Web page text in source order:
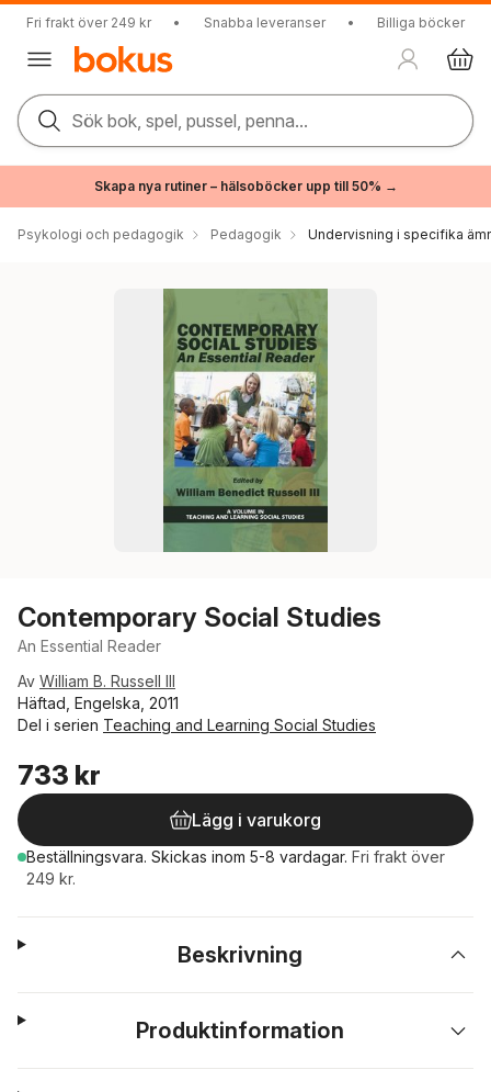
Fri frakt över 249 kr • Snabba leveranser • Billiga böcker
Sök bok, spel, pussel, penna...
Skapa nya rutiner – hälsoböcker upp till 50% →
Psykologi och pedagogik Pedagogik Undervisning i specifika
Contemporary Social Studies
An Essential Reader
Av William B. Russell III
Häftad, Engelska, 2011
Del i serien Teaching and Learning Social Studies
733 kr
Lägg i varukorg
Beställningsvara. Skickas inom 5-8 vardagar. Fri frakt över
249 kr.
Beskrivning
Produktinformation